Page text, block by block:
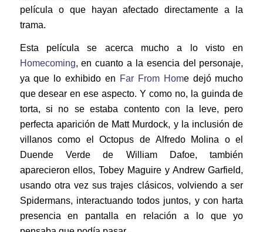
película o que hayan afectado directamente a la
trama.
Esta película se acerca mucho a lo visto en
Homecoming, en cuanto a la esencia del personaje,
ya que lo exhibido en Far From Home dejó mucho
que desear en ese aspecto. Y como no, la guinda de
torta, si no se estaba contento con la leve, pero
perfecta aparición de Matt Murdock, y la inclusión de
villanos como el Octopus de Alfredo Molina o el
Duende Verde de William Dafoe, también
aparecieron ellos, Tobey Maguire y Andrew Garfield,
usando otra vez sus trajes clásicos, volviendo a ser
Spidermans, interactuando todos juntos, y con harta
presencia en pantalla en relación a lo que yo